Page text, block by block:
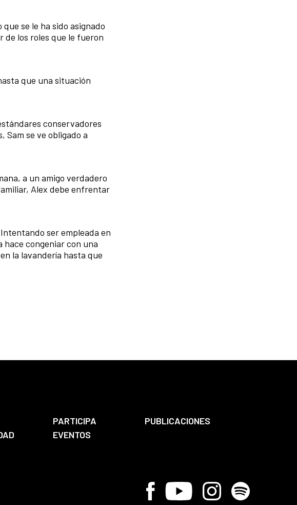
se le ha sido asignado
de los roles que le fueron
que una situación
conservadores
se ve obligado a
a un amigo verdadero
Alex debe enfrentar
ser empleada en
hace congeniar con una
la lavandería hasta que
PARTICIPA
PUBLICACIONES
EVENTOS
Facebook
Youtube InstagramSpotify